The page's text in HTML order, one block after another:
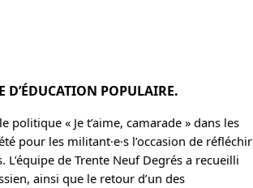
D’ÉDUCATION POPULAIRE.
« Je t’aime, camarade » dans les
pour les militant·e·s l’occasion de réfléchir
de Trente Neuf Degrés a recueilli
ainsi que le retour d’un des